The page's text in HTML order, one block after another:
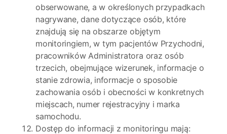
obserwowane, a w określonych przypadkach
nagrywane, dane dotyczące osób, które
znajdują się na obszarze objętym
monitoringiem, w tym pacjentów Przychodni,
pracowników Administratora oraz osób
trzecich, obejmujące wizerunek, informacje o
stanie zdrowia, informacje o sposobie
zachowania osób i obecności w konkretnych
miejscach, numer rejestracyjny i marka
samochodu.
Dostęp do informacji z monitoringu mają: